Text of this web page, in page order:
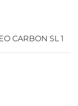
CARBON SL 1